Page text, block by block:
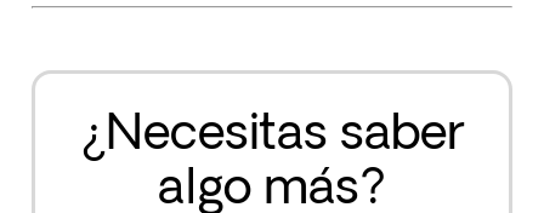
¿Necesitas saber
algo más?